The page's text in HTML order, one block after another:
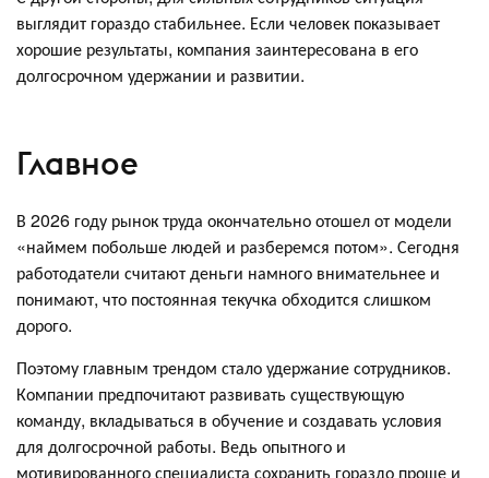
выглядит гораздо стабильнее. Если человек показывает
хорошие результаты, компания заинтересована в его
долгосрочном удержании и развитии.
Главное
В 2026 году рынок труда окончательно отошел от модели
«наймем побольше людей и разберемся потом». Сегодня
работодатели считают деньги намного внимательнее и
понимают, что постоянная текучка обходится слишком
дорого.
Поэтому главным трендом стало удержание сотрудников.
Компании предпочитают развивать существующую
команду, вкладываться в обучение и создавать условия
для долгосрочной работы. Ведь опытного и
мотивированного специалиста сохранить гораздо проще и